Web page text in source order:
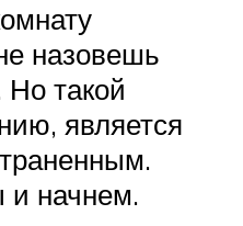
назовешь
Но такой
является
и начнем.